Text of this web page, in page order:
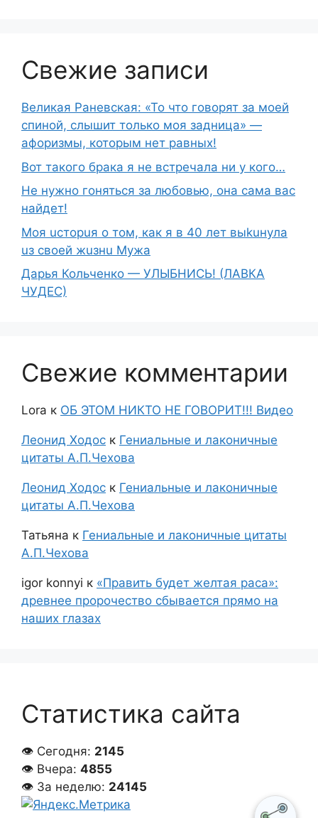
Свежие записи
Великая Раневская: «То что говорят за моей
спиной, слышит только моя задница» —
афоризмы, которым нет равных!
Вот такого брака я не встречала ни у кого…
Не нужно гоняться за любовью, она сама вас
найдет!
Moя ucтopuя о том, как я в 40 лет выkuнyлa
uз свoeй жuзнu Myжа
Дарья Кольченко — УЛЫБНИСЬ! (ЛАВКА
ЧУДЕС)
Свежие комментарии
Lora к ОБ ЭТОМ НИКТО НЕ ГОВОРИТ!!! Видео
Леонид Ходос к Гениальные и лаконичные
цитаты А.П.Чехова
Леонид Ходос к Гениальные и лаконичные
цитаты А.П.Чехова
Татьяна к Гениальные и лаконичные цитаты
А.П.Чехова
igor konnyi к «Править будет желтая раса»:
древнее пророчество сбывается прямо на
наших глазах
Статистика сайта
👁 Сегодня: 2145
👁 Вчера: 4855
👁 За неделю: 24145